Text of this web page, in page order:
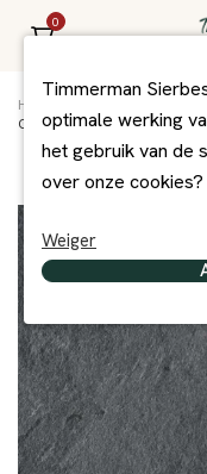
0
Home
GeoCeramica 60x60x4
Timmerman
optimale werking
het gebruik van de
over onze cookies?
Weiger